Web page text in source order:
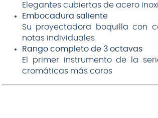
Elegantes cubiertas de acero
Embocadura saliente
Su proyectadora boquilla con
notas individuales
Rango completo de 3 octavas
El primer instrumento de la
cromáticas más caros